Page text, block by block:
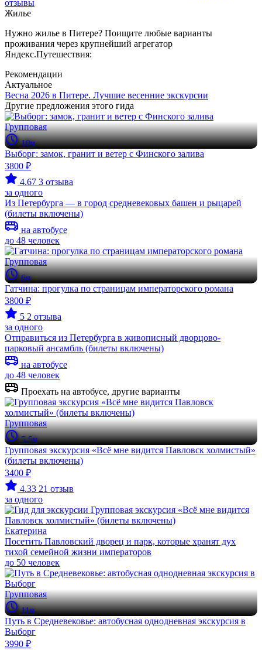
отзывы
Жилье
Нужно жилье в Питере? Поищите любые варианты
проживания через крупнейший агрегатор
Яндекс.Путешествия:
Рекомендации
Актуальное
Весна 2026 в Питере. Лучшие весенние экскурсии
Другие предложения этого гида
Групповая
10ч
Выборг: замок, гранит и ветер с Финского залива
3800 ₽
4.67 3 отзыва
за одного
Из Петербурга — в город средневековых башен и рыцарей
(билеты включены)
на автобусе
до 48 человек
Групповая
6ч
Гатчина: прогулка по страницам императорского романа
3800 ₽
5 2 отзыва
за одного
Отправиться из Петербурга в живописный дворцово-
парковый ансамбль (билеты включены)
на автобусе
до 48 человек
Проехать на автобусе, другие варианты
Групповая
5.5ч
Групповая экскурсия «Всё мне видится Павловск холмистый»
(билеты включены)
3400 ₽
4.33 21 отзыв
за одного
Екатерина
Посетить Павловский дворец и парк, которые хранят дух
тихой семейной жизни императоров
до 50 человек
Групповая
11ч
Путь в Средневековье: автобусная однодневная экскурсия в
Выборг
3990 ₽